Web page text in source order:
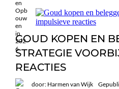
GOUD KOPEN EN
STRATEGIE
REACTIES
door: Harmen van Wijk